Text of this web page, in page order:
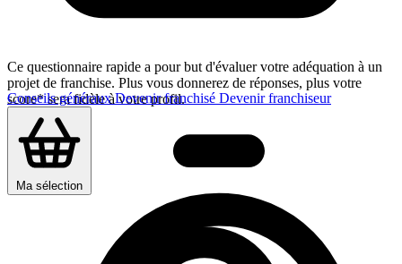
Conseils générauxDevenir franchisé Devenir franchiseur
Ma sélection
Ce questionnaire rapide a pour but d'évaluer votre adéquation à un
projet de franchise. Plus vous donnerez de réponses, plus votre
score* sera fidèle à votre profil.